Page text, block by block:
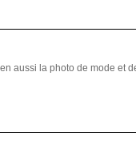
aussi la photo de mode et